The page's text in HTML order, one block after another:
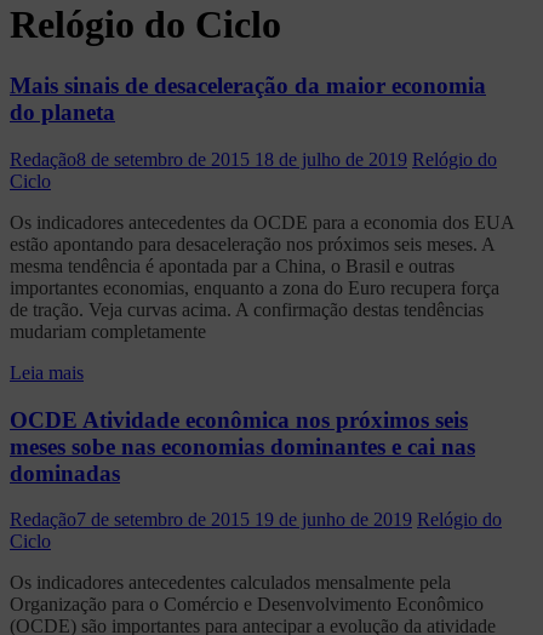
Relógio do Ciclo
Mais sinais de desaceleração da maior economia
do planeta
Redação8 de setembro de 2015 18 de julho de 2019 Relógio do
Ciclo
Os indicadores antecedentes da OCDE para a economia dos EUA
estão apontando para desaceleração nos próximos seis meses. A
mesma tendência é apontada par a China, o Brasil e outras
importantes economias, enquanto a zona do Euro recupera força
de tração. Veja curvas acima. A confirmação destas tendências
mudariam completamente
Leia mais
OCDE Atividade econômica nos próximos seis
meses sobe nas economias dominantes e cai nas
dominadas
Redação7 de setembro de 2015 19 de junho de 2019 Relógio do
Ciclo
Os indicadores antecedentes calculados mensalmente pela
Organização para o Comércio e Desenvolvimento Econômico
(OCDE) são importantes para antecipar a evolução da atividade